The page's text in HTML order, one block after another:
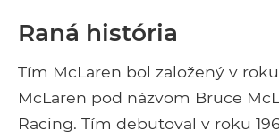
Raná história
Tím McLaren bol založený v
McLaren pod názvom Bruce
Racing. Tím debutoval v roku